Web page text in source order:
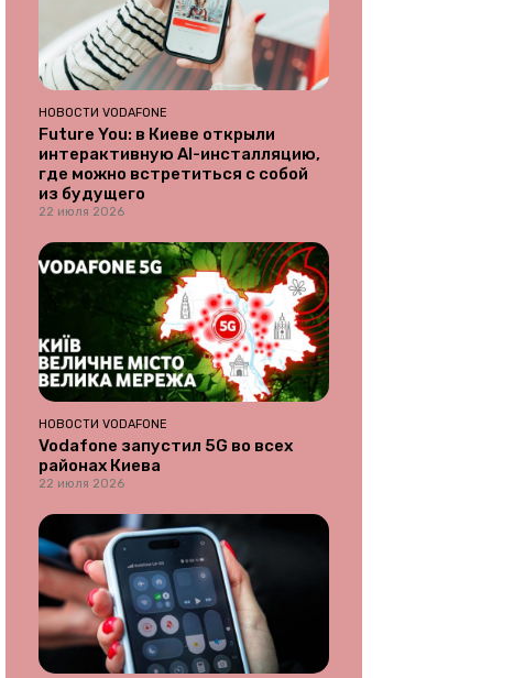
НОВОСТИ VODAFONE
Future You: в Киеве открыли
интерактивную AI-инсталляцию,
где можно встретиться с собой
из будущего
22 июля 2026
НОВОСТИ VODAFONE
Vodafone запустил 5G во всех
районах Киева
22 июля 2026